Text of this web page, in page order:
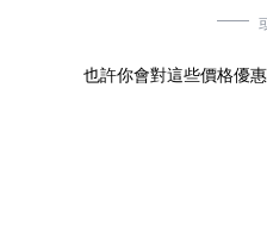
也許你會對這些價格優